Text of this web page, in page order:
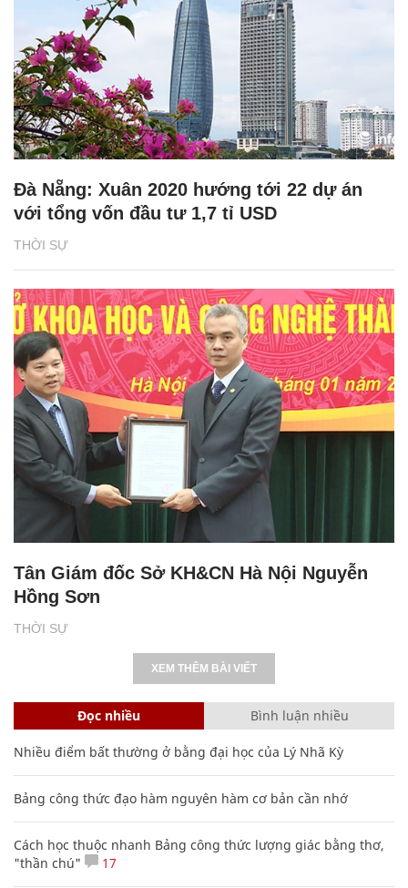
THỜI SỰ
Đà Nẵng: Xuân 2020 hướng tới 22 dự án
với tổng vốn đầu tư 1,7 tỉ USD
THỜI SỰ
Tân Giám đốc Sở KH&CN Hà Nội Nguyễn
Hồng Sơn
XEM THÊM BÀI VIẾT
Đọc nhiều Bình luận nhiều
Nhiều điểm bất thường ở bằng đại học của Lý Nhã Kỳ
Bảng công thức đạo hàm nguyên hàm cơ bản cần nhớ
Cách học thuộc nhanh Bảng công thức lượng giác bằng thơ,
"thần chú"
17